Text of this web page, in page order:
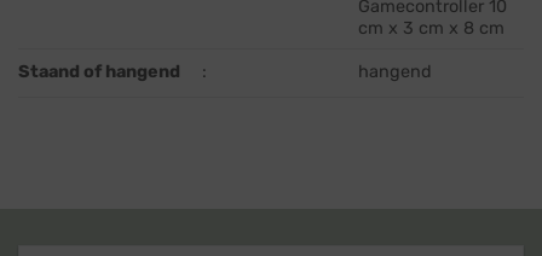
Gamecontroller 10
cm x 3 cm x 8 cm
Staand of hangend : hangend